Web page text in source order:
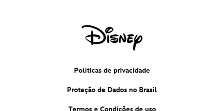
Políticas de privacidade
Proteção de Dados no Brasil